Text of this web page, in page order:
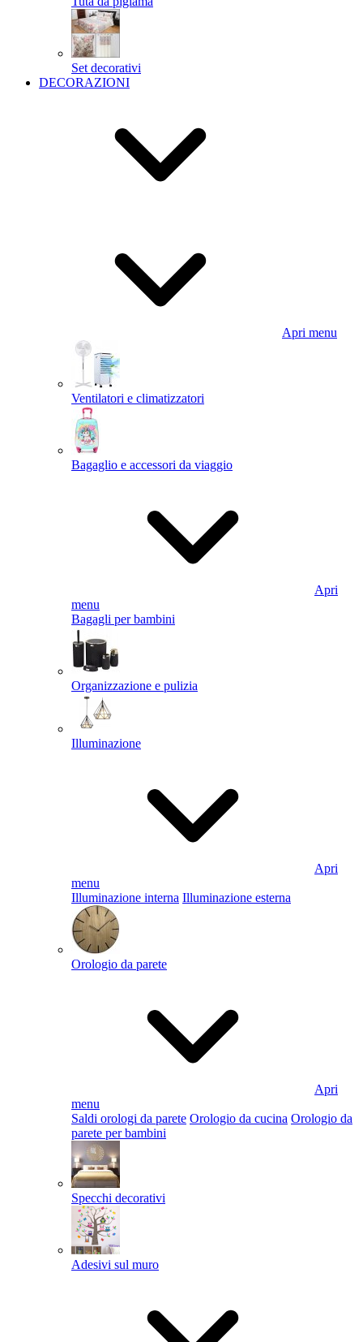
Set decorativi
DECORAZIONI
Apri menu
Ventilatori e climatizzatori
Bagaglio e accessori da viaggio
Apri
menu
Bagagli per bambini
Organizzazione e pulizia
Illuminazione
Apri
menu
Illuminazione interna Illuminazione esterna
Orologio da parete
Apri
menu
Saldi orologi da parete Orologio da cucina Orologio da
parete per bambini
Specchi decorativi
Adesivi sul muro